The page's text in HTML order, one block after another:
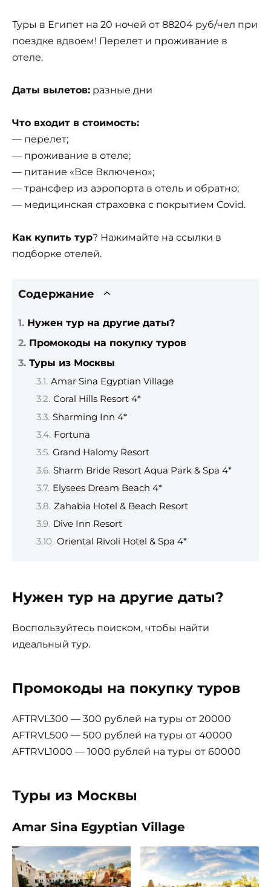
Туры в Египет на 20 ночей от 88204 руб/чел при
поездке вдвоем! Перелет и проживание в
отеле.
Даты вылетов: разные дни
Что входит в стоимость:
— перелет;
— проживание в отеле;
— питание «Все Включено»;
— трансфер из аэропорта в отель и обратно;
— медицинская страховка с покрытием Covid.
Как купить тур? Нажимайте на ссылки в
подборке отелей.
Содержание
Нужен тур на другие даты?
Промокоды на покупку туров
Туры из Москвы
Amar Sina Egyptian Village
Coral Hills Resort 4*
Sharming Inn 4*
Fortuna
Grand Halomy Resort
Sharm Bride Resort Aqua Park & Spa 4*
Elysees Dream Beach 4*
Zahabia Hotel & Beach Resort
Dive Inn Resort
Oriental Rivoli Hotel & Spa 4*
Нужен тур на другие даты?
Воспользуйтесь поиском, чтобы найти
идеальный тур.
Промокоды на покупку туров
AFTRVL300 — 300 рублей на туры от 20000
AFTRVL500 — 500 рублей на туры от 40000
AFTRVL1000 — 1000 рублей на туры от 60000
Туры из Москвы
Amar Sina Egyptian Village